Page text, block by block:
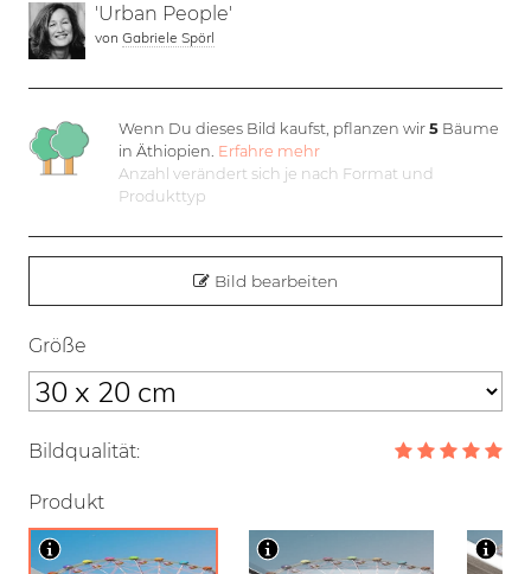
'Urban People'
von Gabriele Spörl
Wenn Du dieses Bild kaufst, pflanzen wir5 Bäume
in Äthiopien. Erfahre mehr
Anzahl verändert sich je nach Format und
Produkttyp
Bild bearbeiten
Größe
Bildqualität:
Produkt